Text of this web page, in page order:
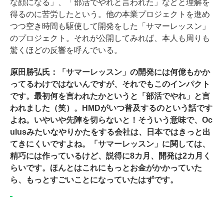
な顔になる」、「部活でやれと言われた」などと理解を
得るのに苦労したという。他の本業プロジェクトを進め
つつ空き時間も駆使して開発をした「サマーレッスン」
のプロジェクト。それが公開してみれば、本人も周りも
驚くほどの反響を呼んでいる。
原田勝弘氏：「サマーレッスン」の開発には何億もかか
ってるわけではないんですが、それでもこのインパクト
です。最初何を言われたかというと「部活でやれ」と言
われました（笑）。HMDがいつ普及するのという話です
よね。いやいや先陣を切らないと！そういう意味で、Oc
ulusみたいなやりかたをする会社は、日本ではきっと出
てきにくいですよね。「サマーレッスン」に関しては、
精巧には作っているけど、説得に8カ月、開発は2カ月く
らいです。ほんとはこれにもっとお金がかかっていた
ら、もっとすごいことになっていたはずです。